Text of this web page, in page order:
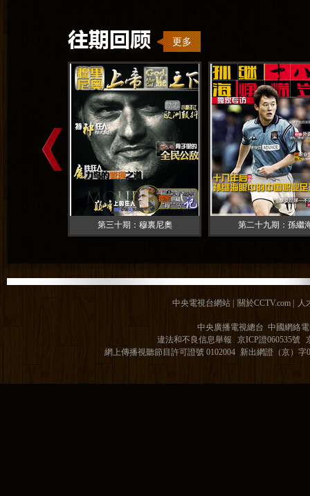
更多
第三十期：穆裏尼奧 第二十九期：孫繼
中央電視台網站 關於CCTV.com 人
中央廣播電視總台 中國網絡
違法和不良信息舉報
京ICP證060535號
網上傳播視聽節目許可證號 0102004 新出網證（京）